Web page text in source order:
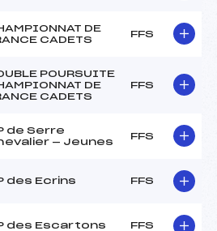
DE
CADETS
FFS
POURSUITE
DE
CADETS
FFS
de Serre
— Jeunes
FFS
des Ecrins FFS
des Escartons FFS